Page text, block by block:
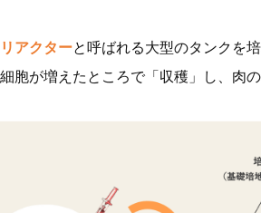
アクターと呼ばれる大型のタンクを
胞が増えたところで「収穫」し、肉